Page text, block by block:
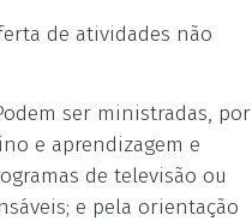
de atividades não
ser ministradas, por
e aprendizagem e
de televisão ou
e pela orientação